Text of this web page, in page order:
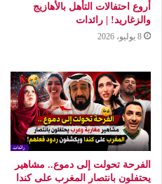
أروع احتفالات التأهل بالأهازيج
والزغاريد! | رائدات
8 يوليو، 2026
الفرحة تحولت إلى دموع.. مشاهير
يحتفلون بانتصار المغرب على كندا